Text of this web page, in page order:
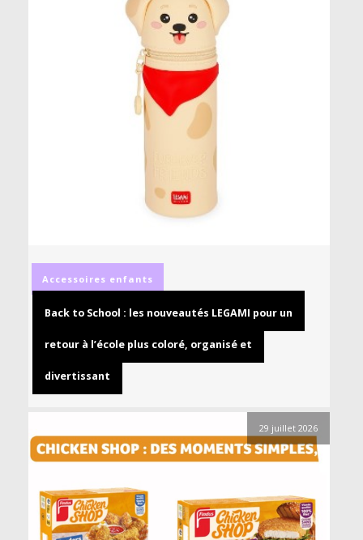
Accessoires enfants
Back to School : les nouveautés LEGAMI pour un
retour à l’école plus coloré, organisé et
divertissant
29 juillet 2026